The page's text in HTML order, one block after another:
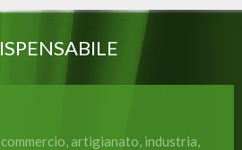
artigianato, industria,